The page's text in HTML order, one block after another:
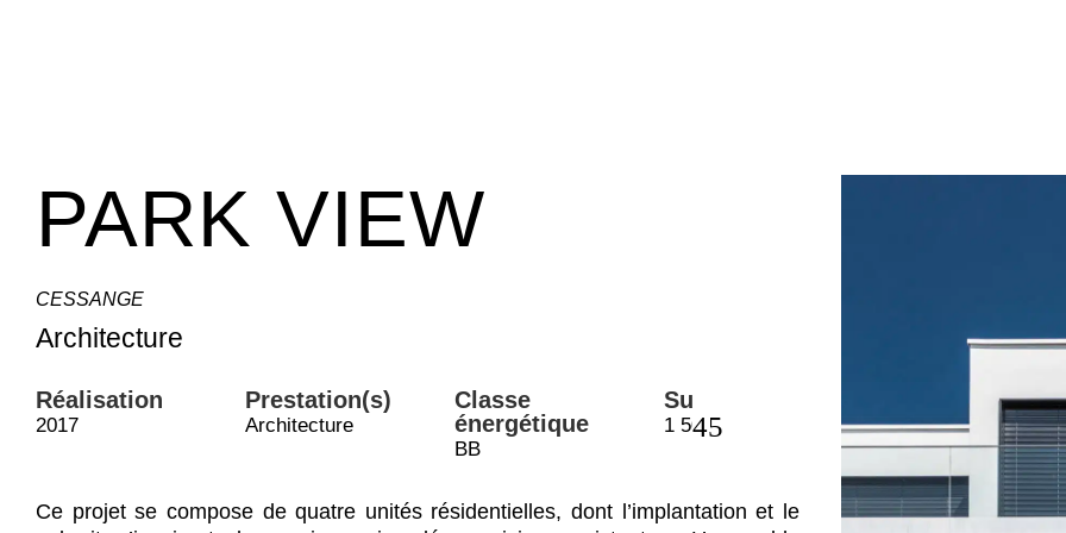
PARK VIEW
CESSANGE
Architecture
Réalisation
2017
Prestation(s)
Architecture
Classe
énergétique
BB
Surface(s)
1 500 m² Confidentiel
Ce projet se compose de quatre unités résidentielles, dont l’implantation et le